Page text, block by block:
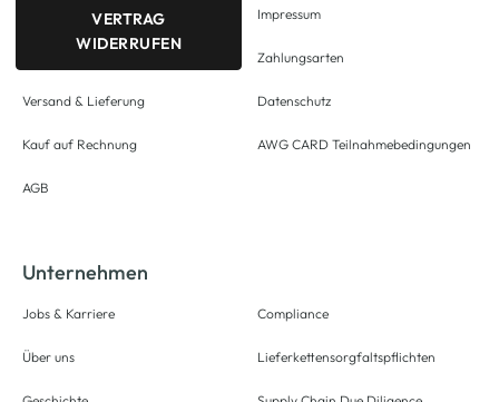
VERTRAG
WIDERRUFEN
Versand & Lieferung
Kauf auf Rechnung
AGB
Impressum
Zahlungsarten
Datenschutz
AWG CARD Teilnahmebedingungen
Unternehmen
Jobs & Karriere
Über uns
Compliance
Lieferkettensorgfaltspflichten